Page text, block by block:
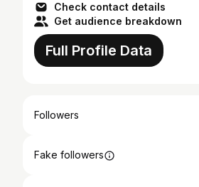
Check contact details
Get audience breakdown
Full Profile Data
Followers
Fake followers